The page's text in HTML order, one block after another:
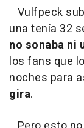
Vulfpeck
una tenía 32
no sonaba ni
los fans que
noches para
gira.